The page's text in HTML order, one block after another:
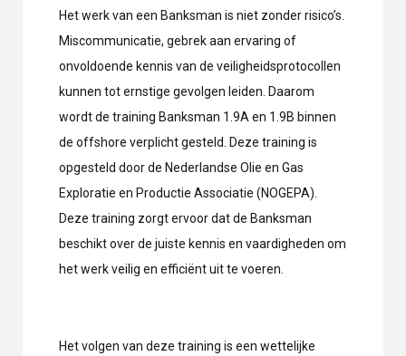
Het werk van een Banksman is niet zonder risico’s.
Miscommunicatie, gebrek aan ervaring of
onvoldoende kennis van de veiligheidsprotocollen
kunnen tot ernstige gevolgen leiden. Daarom
wordt de training Banksman 1.9A en 1.9B binnen
de offshore verplicht gesteld. Deze training is
opgesteld door de Nederlandse Olie en Gas
Exploratie en Productie Associatie (NOGEPA).
Deze training zorgt ervoor dat de Banksman
beschikt over de juiste kennis en vaardigheden om
het werk veilig en efficiënt uit te voeren.
Het volgen van deze training is een wettelijke